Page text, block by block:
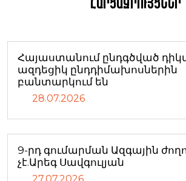
Հայաստանում ընդգծված
ազդեցիկ ընդդիմախոսներին
բանտարկում են
28.07.2026
9-րդ գումարման Ազգային
չէ.Արեգ Սավգուլյան